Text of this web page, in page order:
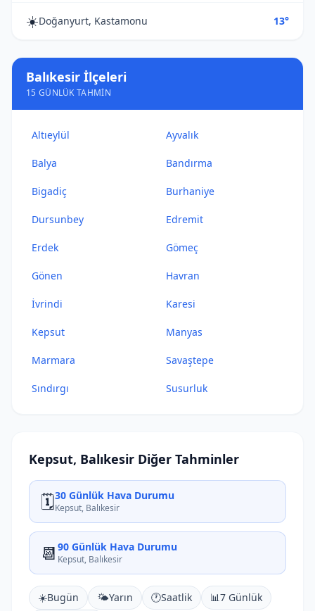
☀️Doğanyurt, Kastamonu 13°
Balıkesir İlçeleri
15 GÜNLÜK TAHMIN
Altıeylül Ayvalık
Balya Bandırma
Bigadiç Burhaniye
Dursunbey Edremit
Erdek Gömeç
Gönen Havran
İvrindi Karesi
Kepsut Manyas
Marmara Savaştepe
Sındırgı Susurluk
Kepsut, Balıkesir Diğer Tahminler
🗓️30 Günlük Hava Durumu
Kepsut, Balıkesir
📆 90 Günlük Hava Durumu
Kepsut, Balıkesir
☀️Bugün 🌤️Yarın 🕐Saatlik 📊7 Günlük